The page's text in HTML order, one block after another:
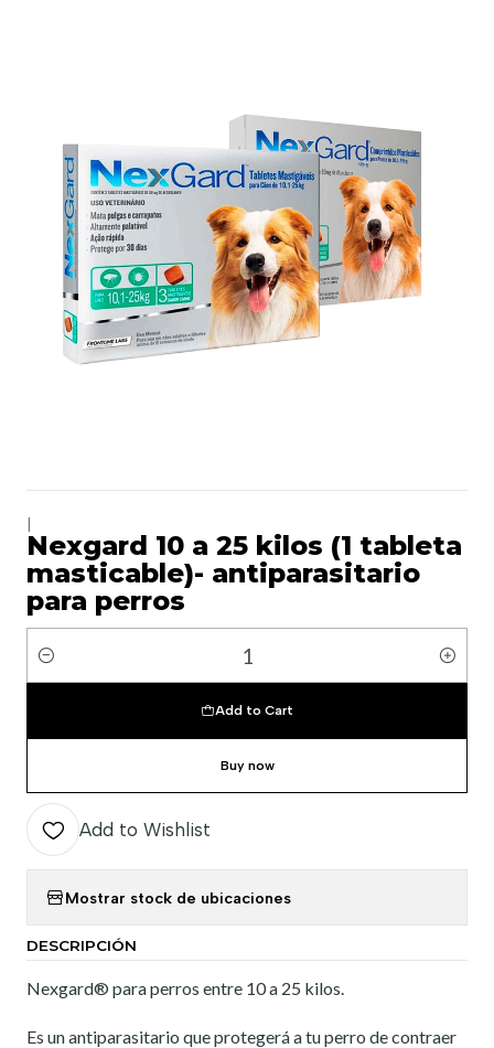
Nexgard 10 a 25 kilos (1 tableta
masticable)- antiparasitario
para perros
Quantity
Add to Cart
Buy now
Add to Wishlist
Mostrar stock de ubicaciones
DESCRIPCIÓN
Nexgard® para perros entre 10 a 25 kilos.
Es un antiparasitario que protegerá a tu perro de contraer